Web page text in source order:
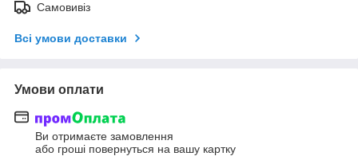
Самовивіз
Всі умови доставки
Умови оплати
Ви отримаєте замовлення
або гроші повернуться на вашу картку